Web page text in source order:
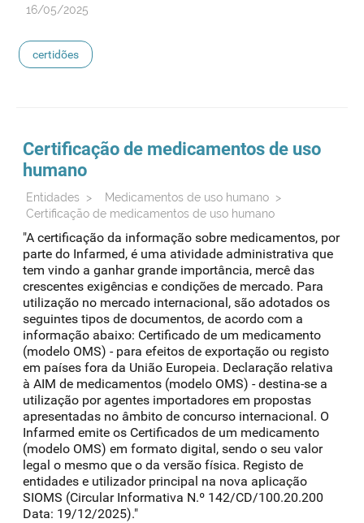
16/05/2025
certidões
Certificação de medicamentos de uso
humano
Entidades > Medicamentos de uso humano >
Certificação de medicamentos de uso humano
"A certificação da informação sobre medicamentos, por
parte do Infarmed, é uma atividade administrativa que
tem vindo a ganhar grande importância, mercê das
crescentes exigências e condições de mercado. Para
utilização no mercado internacional, são adotados os
seguintes tipos de documentos, de acordo com a
informação abaixo: Certificado de um medicamento
(modelo OMS) - para efeitos de exportação ou registo
em países fora da União Europeia. Declaração relativa
à AIM de medicamentos (modelo OMS) - destina-se a
utilização por agentes importadores em propostas
apresentadas no âmbito de concurso internacional. O
Infarmed emite os Certificados de um medicamento
(modelo OMS) em formato digital, sendo o seu valor
legal o mesmo que o da versão física. Registo de
entidades e utilizador principal na nova aplicação
SIOMS (Circular Informativa N.º 142/CD/100.20.200
Data: 19/12/2025)."